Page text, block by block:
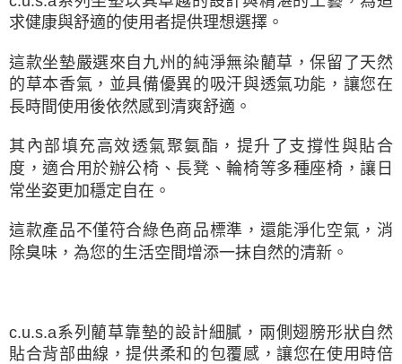
求健康與舒適的使用者提供理想選擇。
這款坐墊嚴選來自九州的純淨無染藺草，保留了天然
的草本香氣，並具備優異的吸汗與透氣功能，讓您在
長時間使用後依然感到清爽舒適。
其內部填充高效透氣聚氨酯，提升了支撐性與貼合
度，適合用於辦公椅、長凳、輪椅等多種座椅，讓日
常坐姿更加穩定自在。
這款產品不僅符合綠色商品標準，還能淨化空氣，消
除臭味，為您的生活空間增添一抹自然的清新。
c.u.s.a系列藺草靠墊的設計細膩，兩側翅膀形狀自然
貼合背部曲線，提供柔和的包覆感，讓您在使用時倍